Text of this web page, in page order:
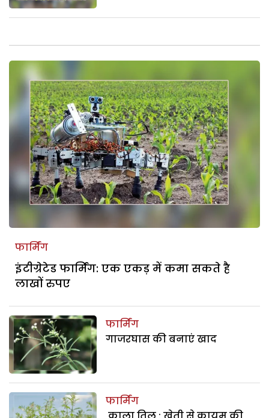
फार्मिंग
इंटीग्रेटेड फार्मिंग: एक एकड़ में कमा सकते है
लाखों रुपए
फार्मिंग
गाजरघास की बनाएं खाद
फार्मिंग